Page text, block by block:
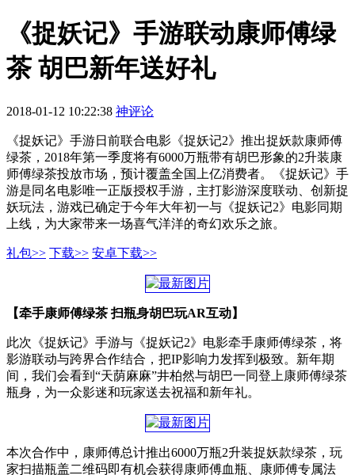
《捉妖记》手游联动康师傅绿
茶 胡巴新年送好礼
2018-01-12 10:22:38 神评论
《捉妖记》手游日前联合电影《捉妖记2》推出捉妖款康师傅
绿茶，2018年第一季度将有6000万瓶带有胡巴形象的2升装康
师傅绿茶投放市场，预计覆盖全国上亿消费者。《捉妖记》手
游是同名电影唯一正版授权手游，主打影游深度联动、创新捉
妖玩法，游戏已确定于今年大年初一与《捉妖记2》电影同期
上线，为大家带来一场喜气洋洋的奇幻欢乐之旅。
礼包>> 下载>> 安卓下载>>
【牵手康师傅绿茶 扫瓶身胡巴玩AR互动】
此次《捉妖记》手游与《捉妖记2》电影牵手康师傅绿茶，将
影游联动与跨界合作结合，把IP影响力发挥到极致。新年期
间，我们会看到“天荫麻麻”井柏然与胡巴一同登上康师傅绿茶
瓶身，为一众影迷和玩家送去祝福和新年礼。
本次合作中，康师傅总计推出6000万瓶2升装捉妖款绿茶，玩
家扫描瓶盖二维码即有机会获得康师傅血瓶、康师傅专属法